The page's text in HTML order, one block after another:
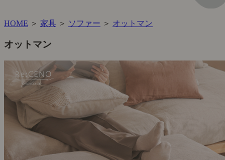
HOME ＞ 家具 ＞ ソファー ＞ オットマン
オットマン